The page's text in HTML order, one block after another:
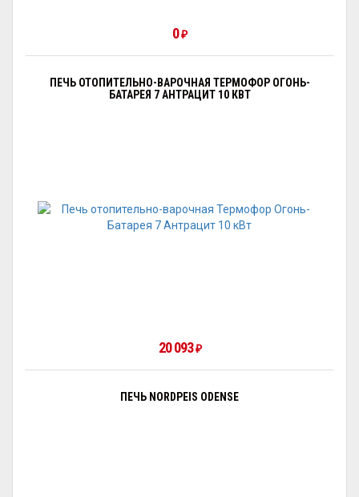
0₽
ПЕЧЬ ОТОПИТЕЛЬНО-ВАРОЧНАЯ ТЕРМОФОР ОГОНЬ-
БАТАРЕЯ 7 АНТРАЦИТ 10 КВТ
20 093₽
ПЕЧЬ NORDPEIS ODENSE